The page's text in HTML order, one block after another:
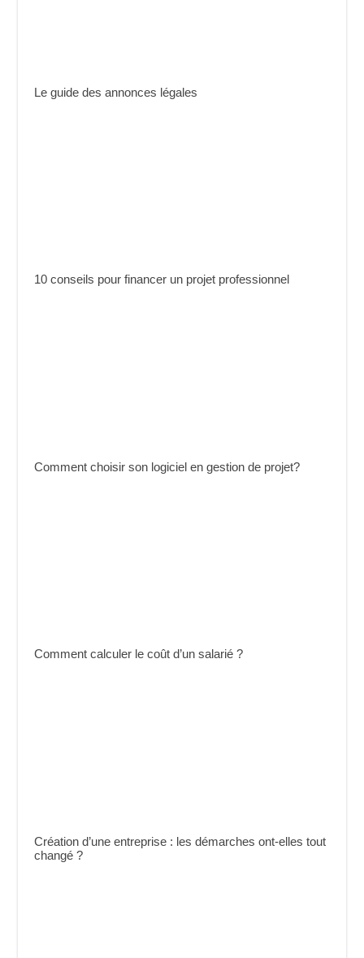
Le guide des annonces légales
10 conseils pour financer un projet professionnel
Comment choisir son logiciel en gestion de projet?
Comment calculer le coût d’un salarié ?
Création d’une entreprise : les démarches ont-elles tout
changé ?